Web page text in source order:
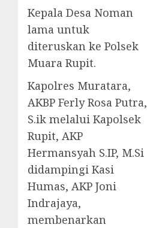
Kepala Desa Noman
lama untuk
diteruskan ke Polsek
Muara Rupit.
Kapolres Muratara,
AKBP Ferly Rosa Putra,
S.ik melalui Kapolsek
Rupit, AKP
Hermansyah S.IP, M.Si
didampingi Kasi
Humas, AKP Joni
Indrajaya,
membenarkan